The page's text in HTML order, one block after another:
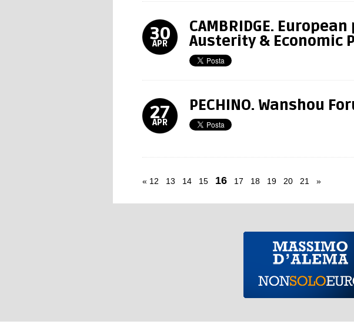
30
APR
CAMBRIDGE.
Austerity & Economic
27
APR
PECHINO. Wanshou
« 12 13 14 15 16 17 18 19 20 21 »